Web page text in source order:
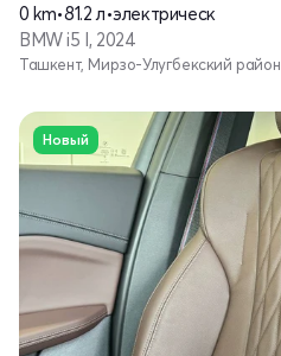
0 km•81.2 л•электрическ
BMW i5 I, 2024
Ташкент, Мирзо-Улугбекский район
Новый